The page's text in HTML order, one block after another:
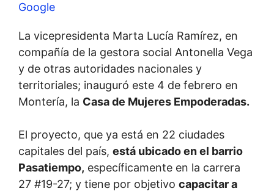
Google
La vicepresidenta Marta Lucía Ramírez, en
compañía de la gestora social Antonella Vega
y de otras autoridades nacionales y
territoriales; inauguró este 4 de febrero en
Montería, la Casa de Mujeres Empoderadas.
El proyecto, que ya está en 22 ciudades
capitales del país, está ubicado en el barrio
Pasatiempo, específicamente en la carrera
27 #19-27; y tiene por objetivo capacitar a